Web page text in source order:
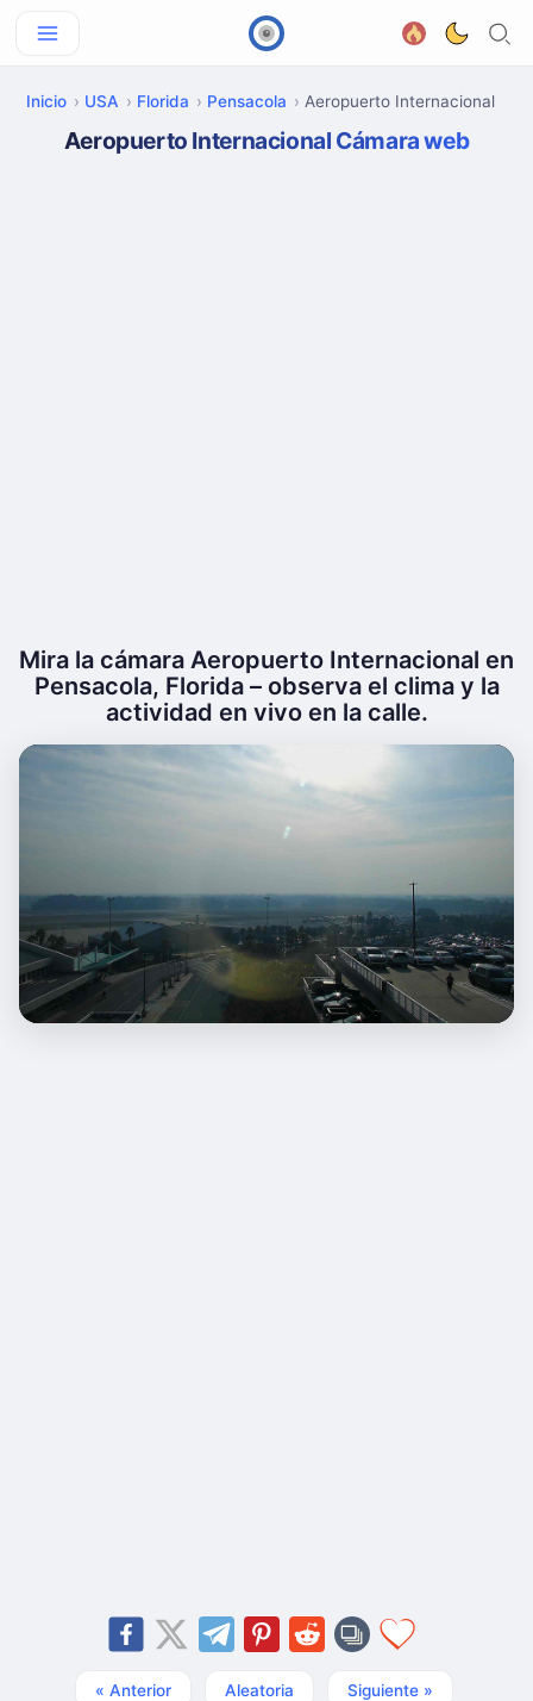
Inicio USA Florida Pensacola Aeropuerto Internacional
Aeropuerto Internacional Cámara web
Mira la cámara Aeropuerto Internacional en
Pensacola, Florida – observa el clima y la
actividad en vivo en la calle.
« Anterior Aleatoria Siguiente »